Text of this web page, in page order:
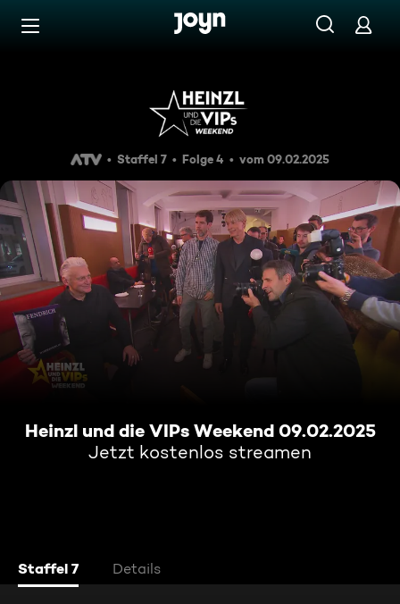
Zum Inhalt springen
Heinzl und die VIPs
Staffel 7 Folge 4 vom 09.02.2025
Heinzl und die VIPs Weekend 09.02.2025
Jetzt kostenlos streamen
Staffel 7 Details